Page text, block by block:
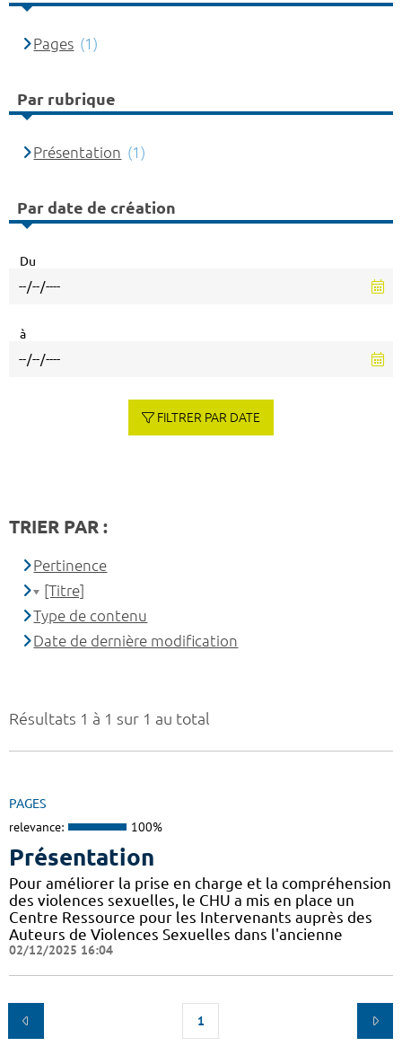
Résultats 1 à 1 sur 1 au total
PAGES
relevance: 100%
Présentation
Pour améliorer la prise en charge et la compréhension
des violences sexuelles, le CHU a mis en place un
Centre Ressource pour les Intervenants auprès des
Auteurs de Violences Sexuelles dans l'ancienne
02/12/2025 16:04
1
Pages (1)
Par rubrique
Présentation (1)
Par date de création
Du
à
FILTRER PAR DATE
TRIER PAR :
Pertinence
[Titre]
Type de contenu
Date de dernière modification